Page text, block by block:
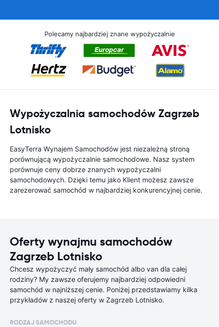
Polecamy najbardziej znane wypożyczalnie
Wypożyczalnia samochodów Zagrzeb
Lotnisko
EasyTerra Wynajem Samochodów jest niezależną stroną
porównującą wypożyczalnie samochodowe. Nasz system
porównuje ceny dobrze znanych wypożyczalni
samochodowych. Dzięki temu jako Klient możesz zawsze
zarezerować samochód w najbardziej konkurencyjnej cenie.
Oferty wynajmu samochodów
Zagrzeb Lotnisko
Chcesz wypożyczyć mały samochód albo van dla całej
rodziny? My zawsze oferujemy najbardziej odpowiedni
samochód w najniższej cenie. Poniżej przedstawiamy kilka
przykładów z naszej oferty w Zagrzeb Lotnisko.
RODZAJ SAMOCHODU